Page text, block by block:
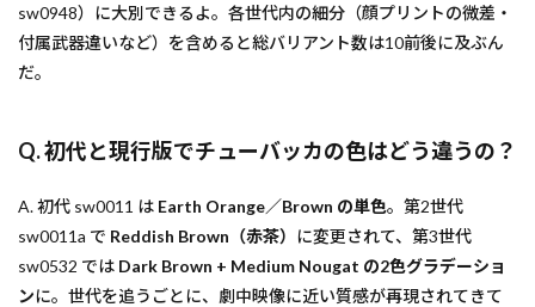
sw0948）に大別できるよ。各世代内の細分（顔プリントの微差・
付属武器違いなど）を含めると総バリアント数は10前後に及ぶん
だ。
Q. 初代と現行版でチューバッカの色はどう違うの？
A. 初代 sw0011 は Earth Orange／Brown の単色。第2世代
sw0011a で Reddish Brown（赤茶） に変更されて、第3世代
sw0532 では Dark Brown + Medium Nougat の2色グラデーショ
ンに。世代を追うごとに、劇中映像に近い質感が再現されてきて